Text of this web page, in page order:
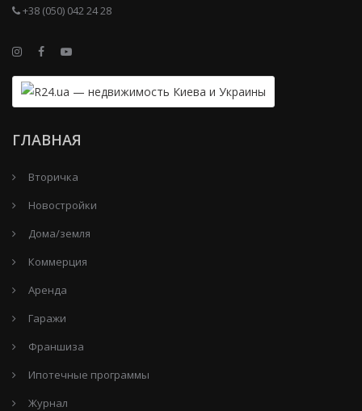
+38 (050) 042 24 28
ГЛАВНАЯ
Вторичка
Новостройки
Дома/земля
Коммерция
Аренда
Гаражи
Франшиза
Ипотечные программы
Журнал